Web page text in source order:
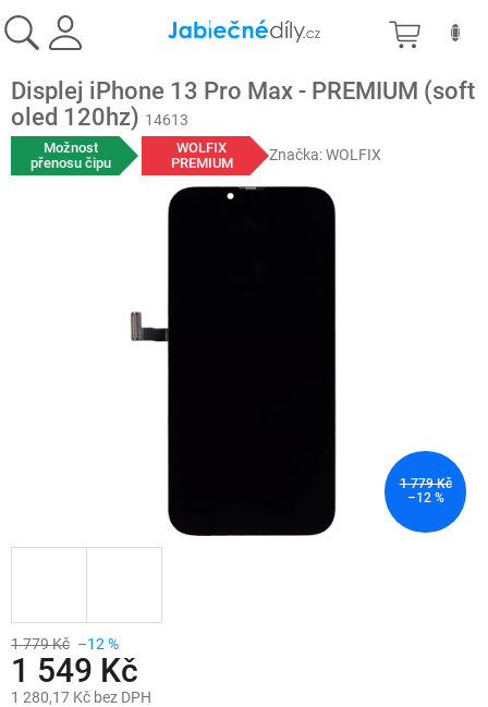
na
obsah
Displej iPhone 13 Pro Max - PREMIUM (soft
oled 120hz) 14613
Možnost
přenosu čipu
WOLFIX
PREMIUM
Značka:WOLFIX
1 779 Kč
–12 %
1 779 Kč –12 %
1 549 Kč
1 280,17 Kč bez DPH